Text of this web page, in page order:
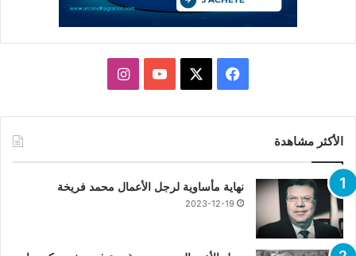
فيسبوك يوتيوبانستقرام
الأكثر مشاهدة
نهاية مأساوية لرجل الأعمال محمد فريخة
2023-12-19